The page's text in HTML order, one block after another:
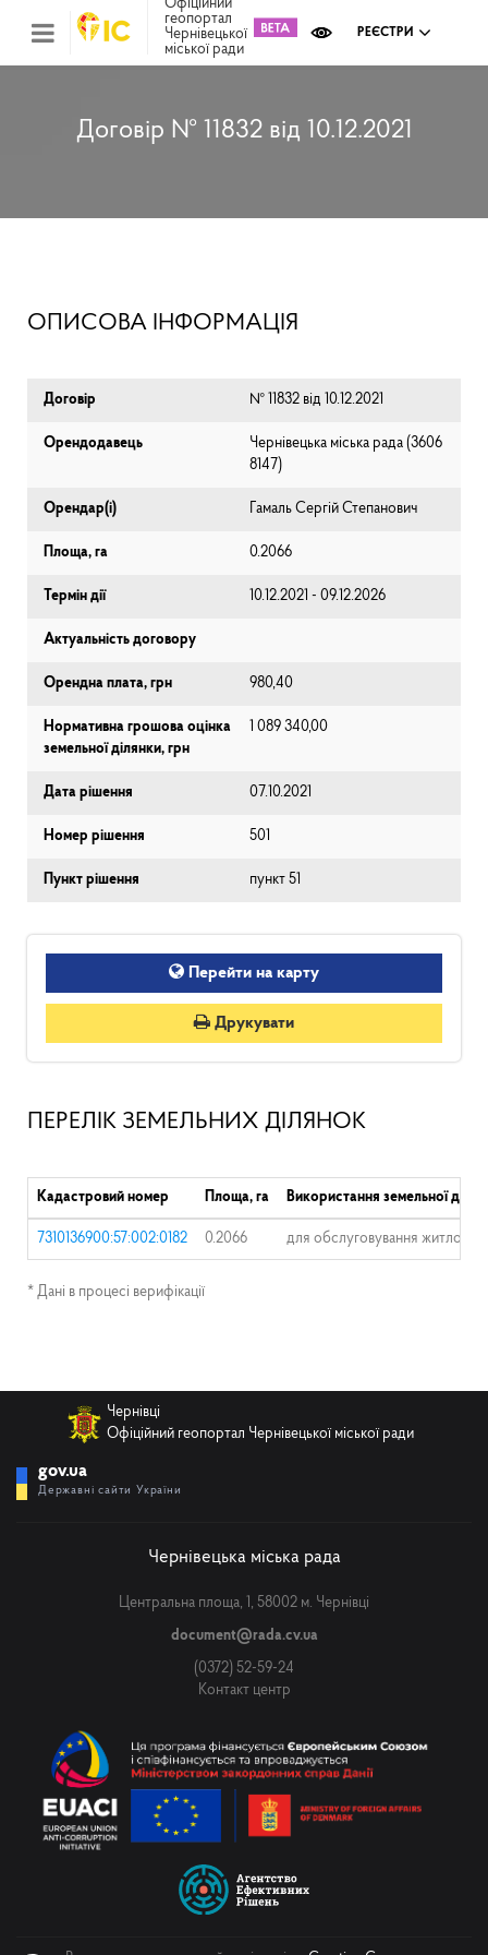
Офіційний
геопортал
Чернівецької
міської ради
РЕЄСТРИ
Договір № 11832 від 10.12.2021
ОПИСОВА ІНФОРМАЦІЯ
Договір № 11832 від 10.12.2021
Орендодавець
Чернівецька міська рада (⁨3606
8147⁩)
Орендар(і) Гамаль Сергій Степанович
Площа, га 0.2066
Термін дії 10.12.2021 - 09.12.2026
Актуальність договору
Орендна плата, грн 980,40
Нормативна грошова оцінка
земельної ділянки, грн
1 089 340,00
Дата рішення 07.10.2021
Номер рішення 501
Пункт рішення пункт 51
Перейти на карту
Друкувати
ПЕРЕЛІК ЗЕМЕЛЬНИХ ДІЛЯНОК
Кадастровий номер Площа, га Використання земельної
7310136900:57:002:0182 0.2066 для обслуговування
* Дані в процесі верифікації
Чернівці
Офіційний геопортал Чернівецької міської ради
gov.ua
Державні сайти України
Чернівецька міська рада
Центральна площа, 1, 58002 м. Чернівці
document@rada.cv.ua
(0372) 52-59-24
Контакт центр